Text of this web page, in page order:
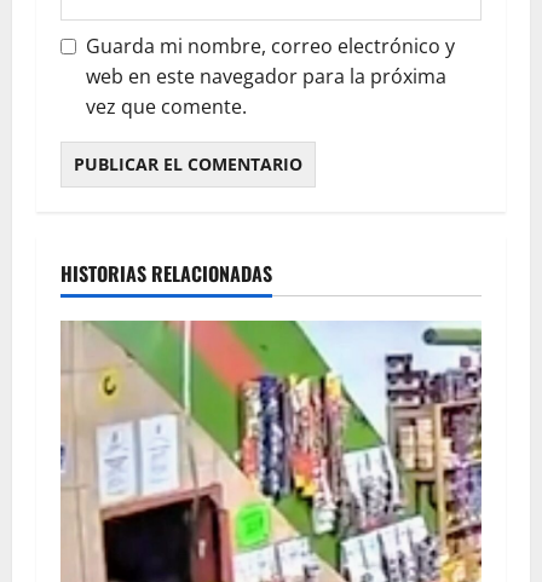
Guarda mi nombre, correo electrónico y
web en este navegador para la próxima
vez que comente.
HISTORIAS RELACIONADAS